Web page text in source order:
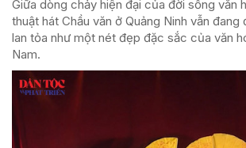
Giữa dòng chảy hiện đại của đời sống văn
thuật hát Chầu văn ở Quảng Ninh vẫn
lan tỏa như một nét đẹp đặc sắc của văn
Nam.